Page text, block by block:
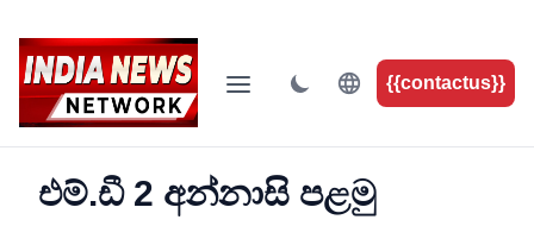
{{contactus}}
එම්.ඩී 2 අන්නාසි පළමු